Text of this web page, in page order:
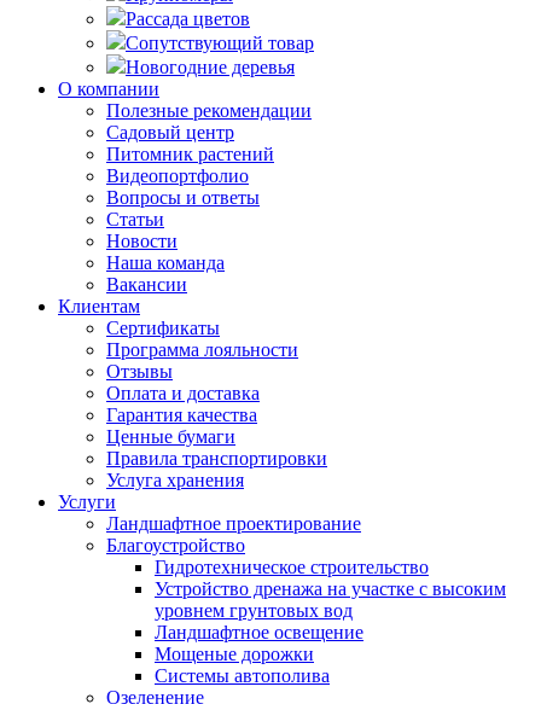
Рассада цветов
Сопутствующий товар
Новогодние деревья
О компании
Полезные рекомендации
Садовый центр
Питомник растений
Видеопортфолио
Вопросы и ответы
Статьи
Новости
Наша команда
Вакансии
Клиентам
Сертификаты
Программа лояльности
Отзывы
Оплата и доставка
Гарантия качества
Ценные бумаги
Правила транспортировки
Услуга хранения
Услуги
Ландшафтное проектирование
Благоустройство
Гидротехническое строительство
Устройство дренажа на участке с высоким
уровнем грунтовых вод
Ландшафтное освещение
Мощеные дорожки
Системы автополива
Озеленение